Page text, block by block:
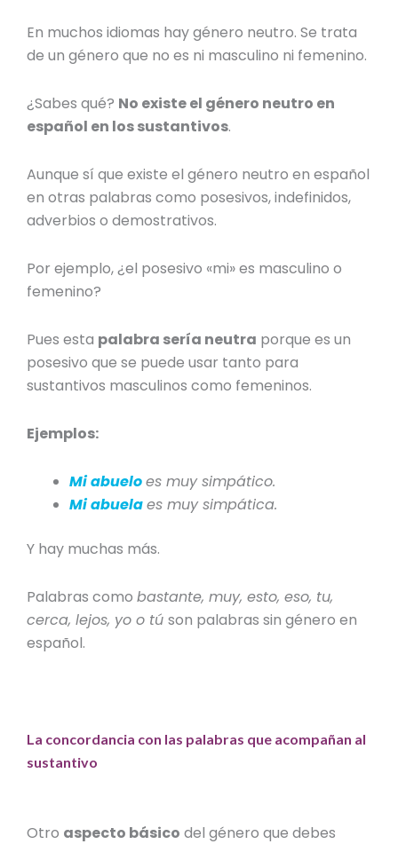
En muchos idiomas haygénero neutro. Se trata
de un género que no es ni masculino ni femenino.
¿Sabes qué? No existe el género neutro en
español en los sustantivos.
Aunque sí queexiste el género neutro en español
en otras palabras como posesivos, indefinidos,
adverbios o demostrativos.
Por ejemplo, ¿el posesivo «mi» es masculino o
femenino?
Pues esta palabra sería neutra porque es un
posesivo que se puede usar tanto para
sustantivos masculinos como femeninos.
Ejemplos:
Mi abueloes muy simpático.
Mi abuelaes muy simpática.
Y hay muchas más.
Palabras comobastante, muy, esto, eso, tu,
cerca, lejos, yo o túson palabras sin género en
español.
La concordancia con las palabras que acompañan al
sustantivo
Otro aspecto básico del género que debes